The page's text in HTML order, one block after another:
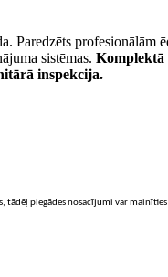
Paredzēts
sistēmas. Komplektā
inspekcija.
tādēļ piegādes nosacījumi var